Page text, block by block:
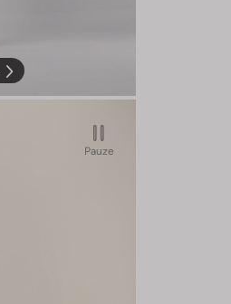
Pauze